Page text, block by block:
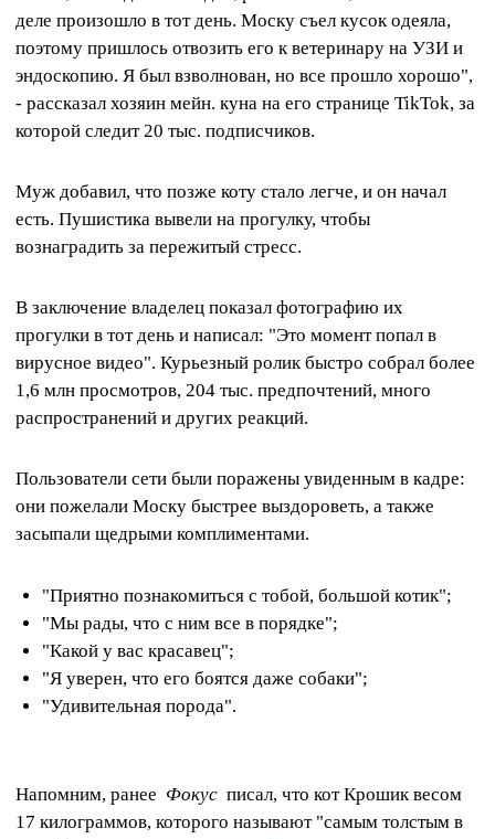
деле произошло в тот день. Моску съел кусок одеяла,
поэтому пришлось отвозить его к ветеринару на УЗИ и
эндоскопию. Я был взволнован, но все прошло хорошо",
- рассказал хозяин мейн. куна на его странице TikTok, за
которой следит 20 тыс. подписчиков.
Муж добавил, что позже коту стало легче, и он начал
есть. Пушистика вывели на прогулку, чтобы
вознаградить за пережитый стресс.
В заключение владелец показал фотографию их
прогулки в тот день и написал: "Это момент попал в
вирусное видео". Курьезный ролик быстро собрал более
1,6 млн просмотров, 204 тыс. предпочтений, много
распространений и других реакций.
Пользователи сети были поражены увиденным в кадре:
они пожелали Моску быстрее выздороветь, а также
засыпали щедрыми комплиментами.
"Приятно познакомиться с тобой, большой котик";
"Мы рады, что с ним все в порядке";
"Какой у вас красавец";
"Я уверен, что его боятся даже собаки";
"Удивительная порода".
Напомним, ранее Фокус писал, что кот Крошик весом
17 килограммов, которого называют "самым толстым в